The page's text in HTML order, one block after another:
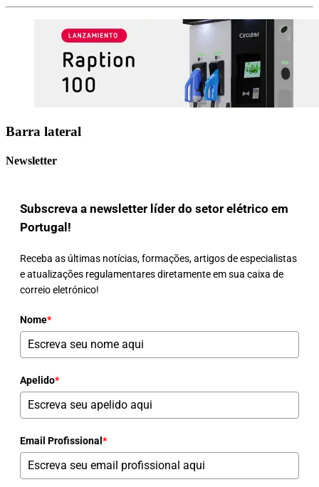
Barra lateral
Newsletter
Subscreva a newsletter líder do setor elétrico em
Portugal!
Receba as últimas notícias, formações, artigos de especialistas
e atualizações regulamentares diretamente em sua caixa de
correio eletrónico!
Nome*
Apelido*
Email Profissional *